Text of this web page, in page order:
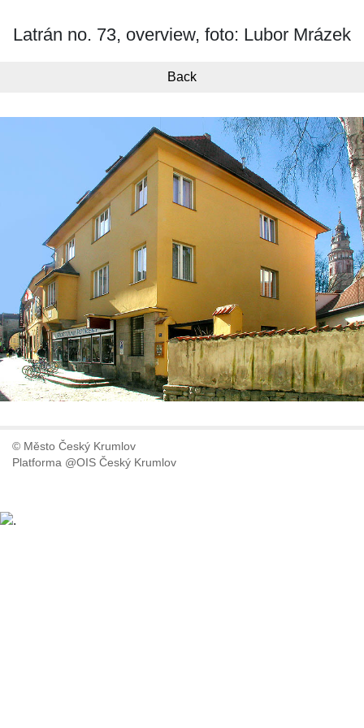
Latrán no. 73, overview, foto: Lubor Mrázek
Back
© Město Český Krumlov
Platforma @OIS Český Krumlov